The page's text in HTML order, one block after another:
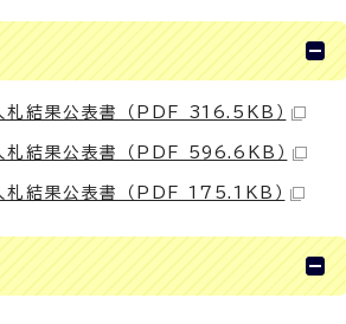
札結果公表書 （PDF 316.5KB）
札結果公表書 （PDF 596.6KB）
札結果公表書 （PDF 175.1KB）